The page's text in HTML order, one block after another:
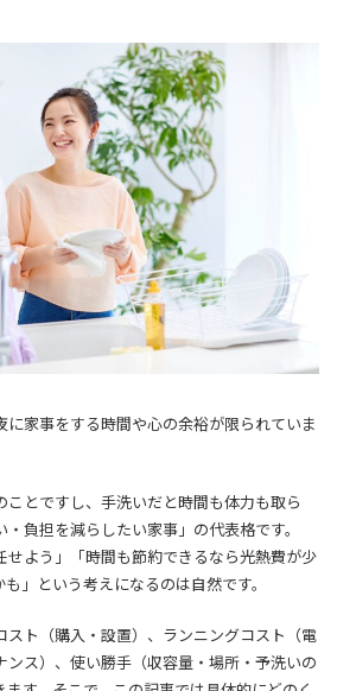
に家事をする時間や心の余裕が限られていま
とですし、手洗いだと時間も体力も取ら
負担を減らしたい家事」の代表格です。
せよう」「時間も節約できるなら光熱費が少
」という考えになるのは自然です。
スト（購入・設置）、ランニングコスト（電
ス）、使い勝手（収容量・場所・予洗いの